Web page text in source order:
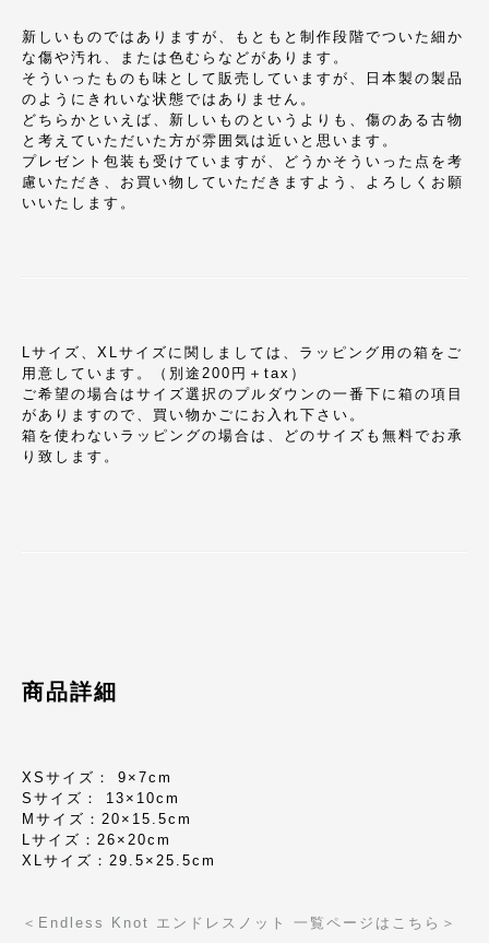
新しいものではありますが、もともと制作段階でついた細か
な傷や汚れ、または色むらなどがあります。
そういったものも味として販売していますが、日本製の製品
のようにきれいな状態ではありません。
どちらかといえば、新しいものというよりも、傷のある古物
と考えていただいた方が雰囲気は近いと思います。
プレゼント包装も受けていますが、どうかそういった点を考
慮いただき、お買い物していただきますよう、よろしくお願
いいたします。
Lサイズ、XLサイズに関しましては、ラッピング用の箱をご
用意しています。（別途200円＋tax）
ご希望の場合はサイズ選択のプルダウンの一番下に箱の項目
がありますので、買い物かごにお入れ下さい。
箱を使わないラッピングの場合は、どのサイズも無料でお承
り致します。
商品詳細
XSサイズ： 9×7cm
Sサイズ： 13×10cm
Mサイズ：20×15.5cm
Lサイズ：26×20cm
XLサイズ：29.5×25.5cm
＜Endless Knot エンドレスノット 一覧ページはこちら＞